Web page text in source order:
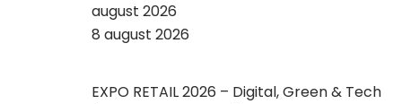
august 2026
8 august 2026
EXPO RETAIL 2026 – Digital, Green & Tech